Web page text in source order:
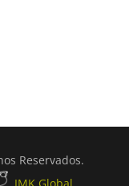
Reservados.